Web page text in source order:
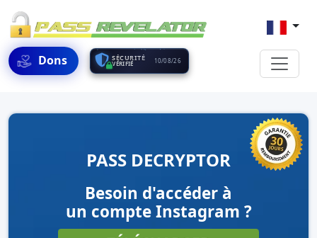
Dons SÉCURITÉ
VÉRIFIÉ 10/08/26
PASS DECRYPTOR
Besoin d'accéder à
un compte Instagram ?